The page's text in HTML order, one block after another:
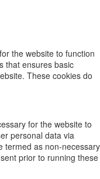
the website to function
that ensures basic
These cookies do
for the website to
personal data via
termed as non-necessary
prior to running these